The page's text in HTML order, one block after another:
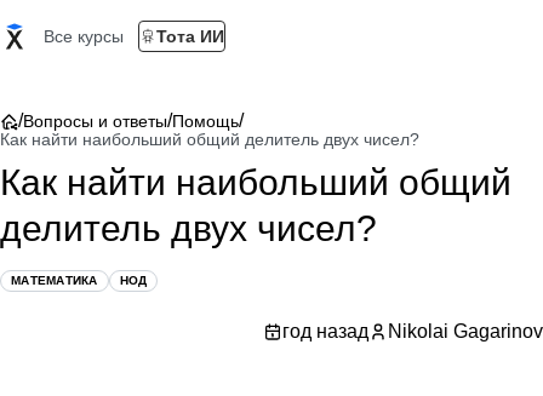
Все курсы Тота ИИ
/Вопросы и ответы/Помощь/
Как найти наибольший общий делитель двух чисел?
Как найти наибольший общий
делитель двух чисел?
МАТЕМАТИКА НОД
год назад Nikolai Gagarinov